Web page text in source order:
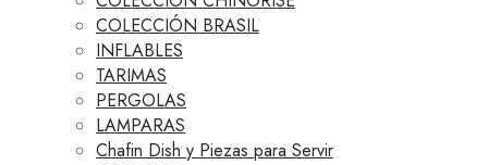
COLECCIÓN BRASIL
INFLABLES
TARIMAS
PERGOLAS
LAMPARAS
Chafin Dish y Piezas para Servir